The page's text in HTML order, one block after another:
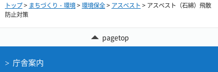
トップ> まちづくり・環境>環境保全> アスベスト > アスベスト（石綿）飛散
防止対策
pagetop
庁舎案内